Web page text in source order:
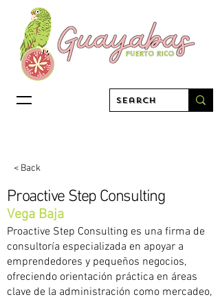
< Back
Proactive Step Consulting
Vega Baja
Proactive Step Consulting es una firma de
consultoría especializada en apoyar a
emprendedores y pequeños negocios,
ofreciendo orientación práctica en áreas
clave de la administración como mercadeo,